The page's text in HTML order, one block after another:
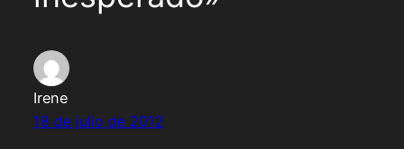
Irene
18 de julio de 2012